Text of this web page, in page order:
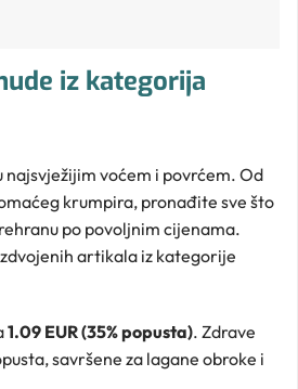
iz kategorija
najsvježijim voćem i povrćem. Od
krumpira, pronađite sve što
po povoljnim cijenama.
artikala iz kategorije
1.09 EUR (35% popusta). Zdrave
savršene za lagane obroke i